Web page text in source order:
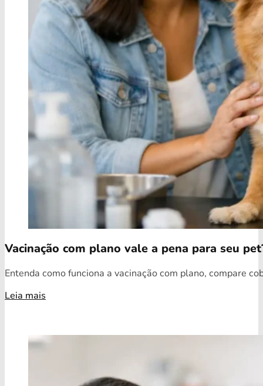
Vacinação com plano vale a pena para seu
Entenda como funciona a vacinação com plano, compare
Leia mais